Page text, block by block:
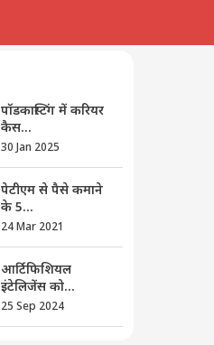
पॉडकास्टिंग में करियर
कैस...
30 Jan 2025
पेटीएम से पैसे कमाने
के 5...
24 Mar 2021
आर्टिफिशियल
इंटेलिजेंस को...
25 Sep 2024